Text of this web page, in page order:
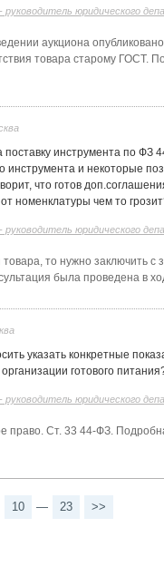
руководитель юридического
аукциона
товара старому ГОСТ.
инструмента по ФЗ
инструмента и некоторые
что готов
номенклатуры чем то
руководитель юридического
то нужно заключить
была проведена в
указать конкретные
готового
руководитель юридического
право. Ст. 33 44-ФЗ.
10 — 23 >>